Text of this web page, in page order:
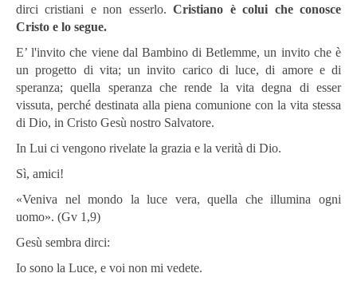
dirci cristiani e non esserlo.Cristiano è colui che conosce
Cristo e lo segue.
E’ l'invito che viene dal Bambino di Betlemme, un invito che è
un progetto di vita; un invito carico di luce, di amore e di
speranza; quella speranza che rende la vita degna di esser
vissuta, perché destinata alla piena comunione con la vita stessa
di Dio, in Cristo Gesù nostro Salvatore.
In Lui ci vengono rivelate la grazia e la verità di Dio.
Sì, amici!
«Veniva nel mondo la luce vera, quella che illumina ogni
uomo». (Gv 1,9)
Gesù sembra dirci:
Io sono la Luce, e voi non mi vedete.